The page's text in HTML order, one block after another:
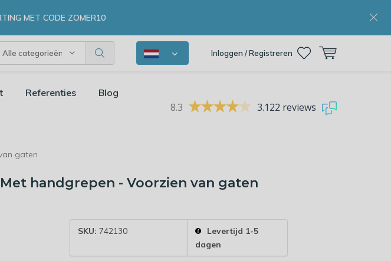
Alle categorieën Inloggen / Registreren
MET CODE ZOMER10
Referenties Blog
8.3 3.122 reviews
gaten
handgrepen - Voorzien van gaten
SKU: 742130
Levertijd 1-5
dagen